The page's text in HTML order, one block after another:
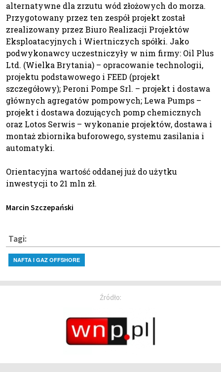
alternatywne dla zrzutu wód złożowych do morza.
Przygotowany przez ten zespół projekt został
zrealizowany przez Biuro Realizacji Projektów
Eksploatacyjnych i Wiertniczych spółki. Jako
podwykonawcy uczestniczyły w nim firmy: Oil Plus
Ltd. (Wielka Brytania) – opracowanie technologii,
projektu podstawowego i FEED (projekt
szczegółowy); Peroni Pompe Srl. – projekt i dostawa
głównych agregatów pompowych; Lewa Pumps –
projekt i dostawa dozujących pomp chemicznych
oraz Lotos Serwis – wykonanie projektów, dostawa i
montaż zbiornika buforowego, systemu zasilania i
automatyki.
Orientacyjna wartość oddanej już do użytku
inwestycji to 21 mln zł.
Marcin Szczepański
Tagi:
NAFTA I GAZ OFFSHORE
Źródło: